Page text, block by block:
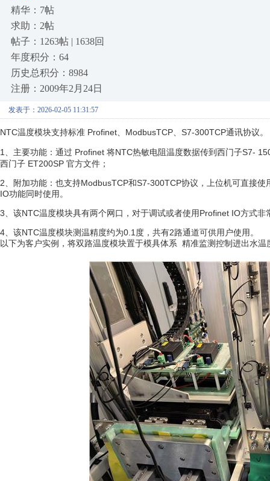
精华：7帖
求助：2帖
帖子：1263帖 | 1638回
年度积分：64
历史总积分：8984
注册：2009年2月24日
发表于：2026-02-05 11:31:57
NTC温度模块支持标准 Profinet、ModbusTCP、S7-300TCP通讯协议。
1、主要功能：通过 Profinet 将NTC热敏电阻温度数据传到西门子S7-
西门子 ET200SP 官方文件；
2、附加功能：也支持ModbusTCP和S7-300TCP协议，上位机可直接
IO功能同时使用。
3、该NTC温度模块具有两个网口，对于调试或者使用Profinet IO方式
4、该NTC温度模块测温精度约为0.1度，共有2路通道可供用户使用。
以下为客户实例，将双路温度模块置于模具体系 精准监测控制进出水